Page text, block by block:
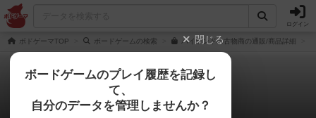
ログイン
ボドゲーマTOP ボードゲームの検索 ハイランドの古物商の通販/商品詳細
ハイランドの古物商
4店のカフェ/スペースが提供中
閉じる
ボードゲームのプレイ履歴を記録し
て、
自分のデータを管理しませんか？